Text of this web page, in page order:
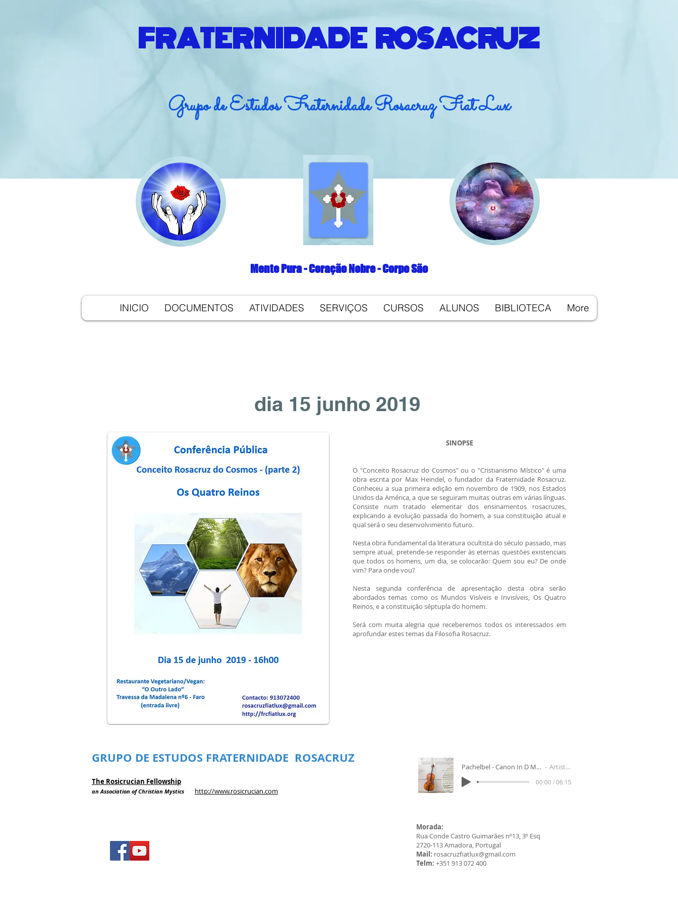
FRATERNIDADE ROSACRUZ
Grupo de Estudos Fraternidade Rosacruz Fiat Lux
Mente Pura - Coração Nobre - Corpo São
INICIO DOCUMENTOS ATIVIDADES SERVIÇOS CURSOS ALUNOS BIBLIOTECA More
dia 15 junho 2019
SINOPSE
O "Conceito Rosacruz do Cosmos" ou o "Cristianismo Místico" é uma
obra escrita por Max Heindel, o fundador da Fraternidade Rosacruz.
Conheceu a sua primeira edição em novembro de 1909, nos Estados
Unidos da América, a que se seguiram muitas outras em várias línguas.
Consiste num tratado elementar dos ensinamentos rosacruzes,
explicando a evolução passada do homem, a sua constituição atual e
qual será o seu desenvolvimento futuro.
Nesta obra fundamental da literatura ocultista do século passado, mas
sempre atual, pretende-se responder às eternas questões existenciais
que todos os homens, um dia, se colocarão: Quem sou eu? De onde
vim? Para onde vou?
Nesta segunda conferência de apresentação desta obra serão
abordados temas como os Mundos Visíveis e Invisíveis, Os Quatro
Reinos, e a constituição séptupla do homem.
Será com muita alegria que receberemos todos os interessados em
aprofundar estes temas da Filosofia Rosacruz.
GRUPO DE ESTUDOS FRATERNIDADE ROSACRUZ
The Rosicrucian Fellowship
an Association of Christian Mystics http://www.rosicrucian.com
Pachelbel - Canon In D Major. Best versi Artist Name
00:00 / 06:15
Morada:
Rua Conde Castro Guimarães nº13, 3º Esq
2720-113 Amadora, Portugal
Mail: rosacruzfiatlux@gmail.com
Telm: +351 913 072 400